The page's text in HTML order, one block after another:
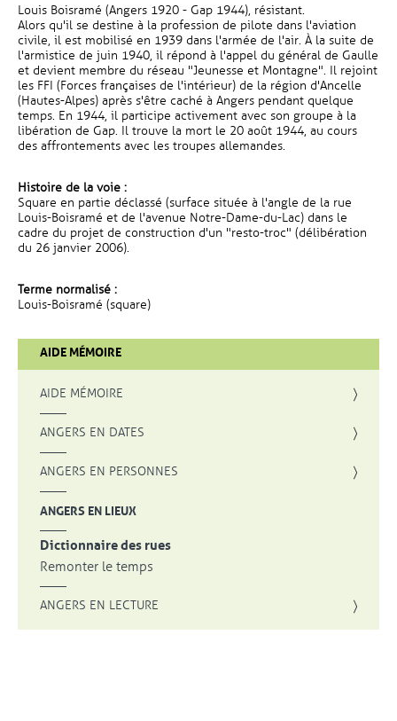
Louis Boisramé (Angers 1920 - Gap 1944), résistant.
Alors qu'il se destine à la profession de pilote dans l'aviation
civile, il est mobilisé en 1939 dans l'armée de l'air. À la suite de
l'armistice de juin 1940, il répond à l'appel du général de Gaulle
et devient membre du réseau "Jeunesse et Montagne". Il rejoint
les FFI (Forces françaises de l'intérieur) de la région d'Ancelle
(Hautes-Alpes) après s'être caché à Angers pendant quelque
temps. En 1944, il participe activement avec son groupe à la
libération de Gap. Il trouve la mort le 20 août 1944, au cours
des affrontements avec les troupes allemandes.
Histoire de la voie :
Square en partie déclassé (surface située à l'angle de la rue
Louis-Boisramé et de l'avenue Notre-Dame-du-Lac) dans le
cadre du projet de construction d'un "resto-troc" (délibération
du 26 janvier 2006).
Terme normalisé :
Louis-Boisramé (square)
AIDE MÉMOIRE
AIDE MÉMOIRE
ANGERS EN DATES
ANGERS EN PERSONNES
ANGERS EN LIEUX
Dictionnaire des rues
Remonter le temps
ANGERS EN LECTURE